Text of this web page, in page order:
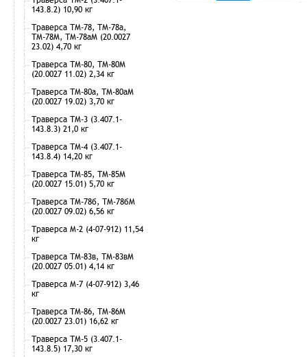
143.8.2) 10,90 кг
Траверса ТМ-78, ТМ-78а,
ТМ-78М, ТМ-78аМ (20.0027
23.02) 4,70 кг
Траверса ТМ-80, ТМ-80М
(20.0027 11.02) 2,34 кг
Траверса ТМ-80а, ТМ-80аМ
(20.0027 19.02) 3,70 кг
Траверса ТМ-3 (3.407.1-
143.8.3) 21,0 кг
Траверса ТМ-4 (3.407.1-
143.8.4) 14,20 кг
Траверса ТМ-85, ТМ-85М
(20.0027 15.01) 5,70 кг
Траверса ТМ-78б, ТМ-78бМ
(20.0027 09.02) 6,56 кг
Траверса М-2 (4-07-912) 11,54
кг
Траверса ТМ-83в, ТМ-83вМ
(20.0027 05.01) 4,14 кг
Траверса М-7 (4-07-912) 3,46
кг
Траверса ТМ-86, ТМ-86М
(20.0027 23.01) 16,62 кг
Траверса ТМ-5 (3.407.1-
143.8.5) 17,30 кг